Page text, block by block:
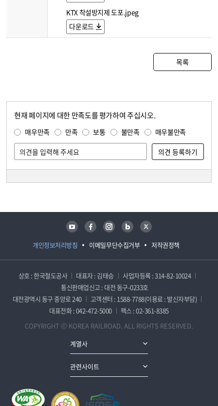
KTX 착설방지제 도포.jpeg
다운로드
목록
현재 페이지에 대한 만족도를 평가하여 주십시오.
매우만족 만족 보통 불만족 매우불만족
개인정보처리방침 이메일무단수집거부 저작권정책
유튜브 페이스북 인스타그램 블로그 트위터
상호 : 한국철도공사 대표자 : 김태승
사업자등록 : 314-82-10024
통신판매업신고 : 대전 동구-0233호
대전광역시 동구 중앙로 240
고객센터 : 1588-7788(이용료 : 발신자부담)
대표전화 : 042-472-5000
팩스 : 02-361-8385
COPYRIGHT ⓒ KOREA RAILROAD. ALL RIGHTS RESERVED.
계열사
관련사이트